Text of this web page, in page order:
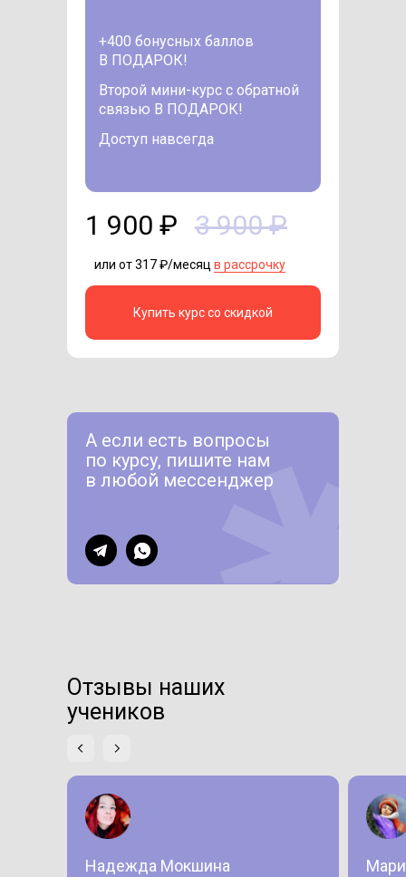
или от 317 ₽/месяц в рассрочку
3 900 ₽
1 900 ₽
Купить курс со скидкой
+400 бонусных баллов
В ПОДАРОК!
Доступ навсегда
Второй мини-курс с обратной
связью В ПОДАРОК!
А если есть вопросы
по курсу, пишите нам
в любой мессенджер
Отзывы наших
учеников
Надежда Мокшина